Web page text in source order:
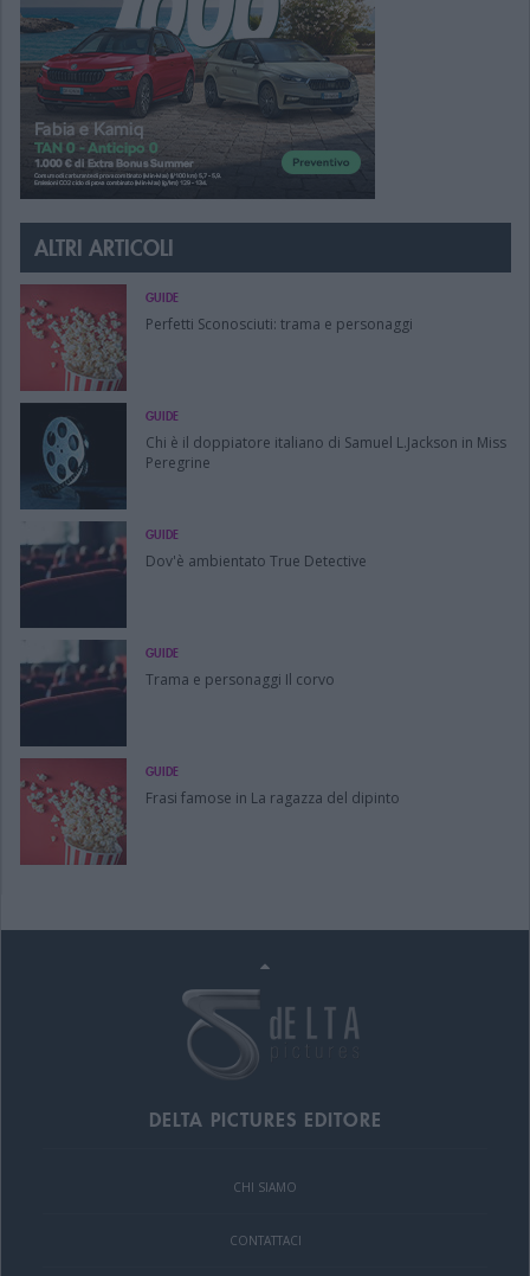
ALTRI ARTICOLI
GUIDE
Perfetti Sconosciuti: trama e personaggi
GUIDE
Chi è il doppiatore italiano di Samuel L.Jackson in Miss
Peregrine
GUIDE
Dov'è ambientato True Detective
GUIDE
Trama e personaggi Il corvo
GUIDE
Frasi famose in La ragazza del dipinto
DELTA PICTURES EDITORE
CHI SIAMO
CONTATTACI